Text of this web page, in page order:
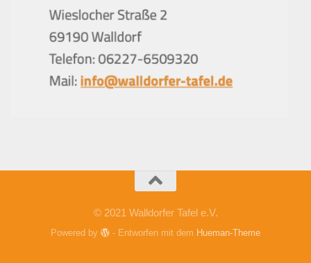
© 2021 Walldorfer Tafel e.V.
Powered by - Entworfen mit dem Hueman-Theme